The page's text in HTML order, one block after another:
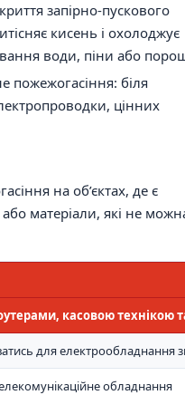
запірно-пускового
кисень і охолоджує
води, піни або
пожежогасіння: біля
цінних
на об’єктах, де є
матеріали, які не
касовою технікою
для електрообладнання
обладнання